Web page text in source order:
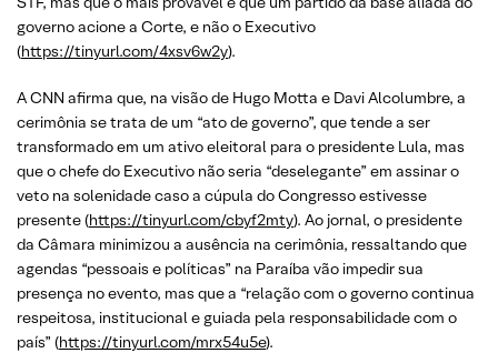
governo acione a Corte, e não o Executivo
(https://tinyurl.com/4xsv6w2y).
A CNN afirma que, na visão de Hugo Motta e Davi Alcolumbre, a
cerimônia se trata de um “ato de governo”, que tende a ser
transformado em um ativo eleitoral para o presidente Lula, mas
que o chefe do Executivo não seria “deselegante” em assinar o
veto na solenidade caso a cúpula do Congresso estivesse
presente (https://tinyurl.com/cbyf2mty). Ao jornal, o presidente
da Câmara minimizou a ausência na cerimônia, ressaltando que
agendas “pessoais e políticas” na Paraíba vão impedir sua
presença no evento, mas que a “relação com o governo continua
respeitosa, institucional e guiada pela responsabilidade com o
país” (https://tinyurl.com/mrx54u5e).